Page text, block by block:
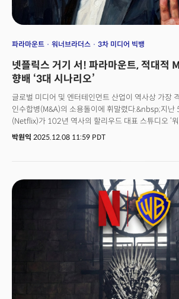
파라마운트 워너브라더스 3차 미디어 빅뱅
넷플릭스 거기 서! 파라마운트, 적대적
향배 ‘3대 시나리오’
글로벌 미디어 및 엔터테인먼트 산업이 역사상 가장
인수합병(M&A)의 소용돌이에 휘말렸다.&nbsp;지난
(Netflix)가 102년 역사의 할리우드 대표 스튜디오 ‘
(Warner Bros. Discovery, 이하 WBD)’ 인수에 전격
전체에 대한 적대적 인수를 선언하며 다시 판을 흔들
넷플릭스보다 높은 현금 대가를 제시하며 WBD 주주
구애를 시작했다.👉106조원 넷플릭스-워너 빅딜: 왜
무릎 꿇었는가?특히 도널드 트럼프 미국 대통령이
직접적인 의견을 표명하며 정치적 아젠다로까지 사안
트럼프 대통령은 넷플릭스의 인수 합의 발표 후 “문제
넷플릭스의 독점력 강화에 대한 우려를 밝혔다. 업계
파라마운트 CEO의 부친인 래리 엘리슨(Larry
정치적 역학이 작용할 수 있다는 관측도 제기된다
박원익 2025.12.08 11:59 PDT